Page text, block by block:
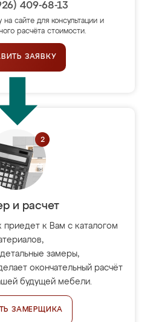
409-68-13
на сайте для консультации и
расчёта стоимости.
ЗАЯВКУ
и расчет
к Вам с каталогом
замеры,
окончательный расчёт
будущей мебели.
ЗАМЕРЩИКА